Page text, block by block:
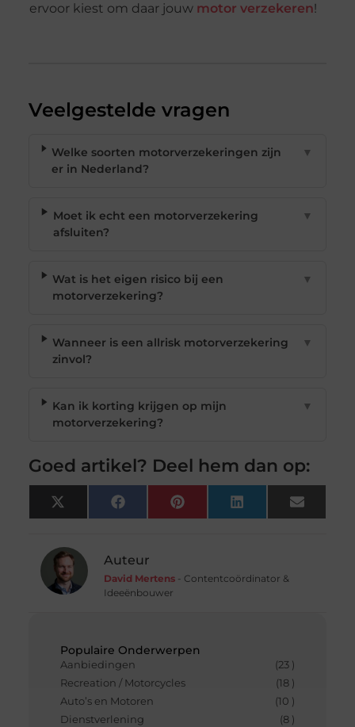
Populaire Onderwerpen
Aanbiedingen
(23 )
Recreation / Motorcycles
(18 )
Auto’s en Motoren
(10 )
Dienstverlening
(8 )
ervoor kiest om daar jouw motor verzekeren!
Veelgestelde vragen
Welke soorten motorverzekeringen zijn
er in Nederland?
▼
Moet ik echt een motorverzekering
afsluiten?
▼
Wat is het eigen risico bij een
motorverzekering?
▼
Wanneer is een allrisk motorverzekering
zinvol?
▼
Kan ik korting krijgen op mijn
motorverzekering?
▼
Goed artikel? Deel hem dan op:
X
(Twitter)
FacebookPinterest LinkedIn Email
Auteur
David Mertens- Contentcoördinator &
Ideeënbouwer